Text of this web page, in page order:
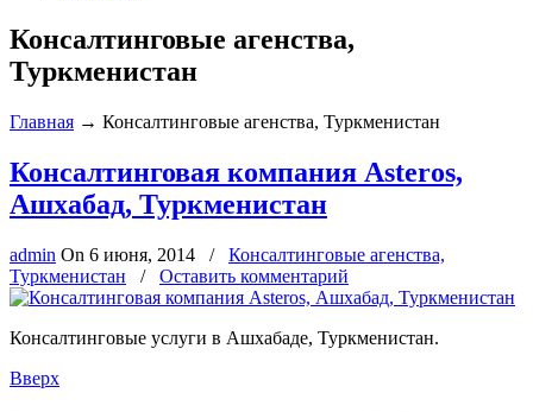
Консалтинговые агенства,
Туркменистан
Главная → Консалтинговые агенства, Туркменистан
Консалтинговая компания Asteros,
Ашхабад, Туркменистан
admin On 6 июня, 2014 /
Консалтинговые агенства,
Туркменистан
/ Оставить комментарий
Консалтинговые услуги в Ашхабаде, Туркменистан.
Вверх